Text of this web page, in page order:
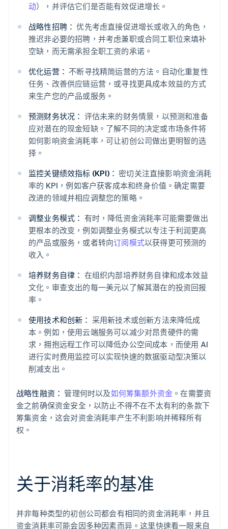
动），并评估它们是否能有效促进增长。
战略性招聘： 优先考虑直接促进增长或收入的角色，
推迟非必要的招聘，并考虑兼职或合同工职位来填补
空缺，而无需承担全职工资的承诺。
优化运营： 不断寻找精简运营的方法。自动化重复性
任务、改善供应链运营，或寻找更具成本效益的方式
来生产您的产品或服务。
预测财务状况： 评估未来的财务情景，以预测和准备
应对潜在的现金短缺。了解不同的决定或市场条件将
如何影响资金消耗率，可让初创公司做出更明智的选
择。
监控关键绩效指标 (KPI)： 密切关注直接影响资金消耗
率的 KPI，例如客户获客成本和终身价值。确定需要
改进的领域并相应调整您的策略。
调整业务模式： 有时，降低资金消耗率可能需要做出
更根本的改变，例如调整业务模式以专注于利润更高
的产品或服务，或者转向订阅模式以获得更可预测的
收入。
培养财务自律： 在组织内部培养财务自律和成本效益
文化。审查支出的每一美元以了解其潜在的投资回报
率。
使用技术和创新： 采用新技术或创新方法来降低成
本。例如，使用云端服务可以减少对昂贵硬件的需
求，拥抱远程工作可以降低办公空间成本，而使用 AI
进行实时费用监控可以实现快速的数据驱动型决策以
削减支出。
战略性融资： 管理何时以及如何筹集额外资金 。在需要资
金之前确保资金安全，以防止不得不在不太有利的条款下
筹集资金，这会对资金消耗率产生不利影响并稀释所有
权。
关于消耗率的基准
并非每种类型的初创公司都会有相同的资金消耗率，并且
资金消耗率可能会因多种因素而异。这里快速看一眼来自